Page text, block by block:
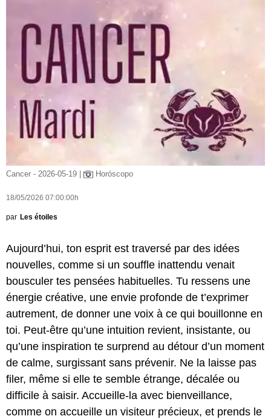
Cancer - 2026-05-19 | Horóscopo
18/05/2026 07:00:00h
par Les étoiles
Aujourd’hui, ton esprit est traversé par des idées
nouvelles, comme si un souffle inattendu venait
bousculer tes pensées habituelles. Tu ressens une
énergie créative, une envie profonde de t’exprimer
autrement, de donner une voix à ce qui bouillonne en
toi. Peut-être qu’une intuition revient, insistante, ou
qu’une inspiration te surprend au détour d’un moment
de calme, surgissant sans prévenir. Ne la laisse pas
filer, même si elle te semble étrange, décalée ou
difficile à saisir. Accueille-la avec bienveillance,
comme on accueille un visiteur précieux, et prends le